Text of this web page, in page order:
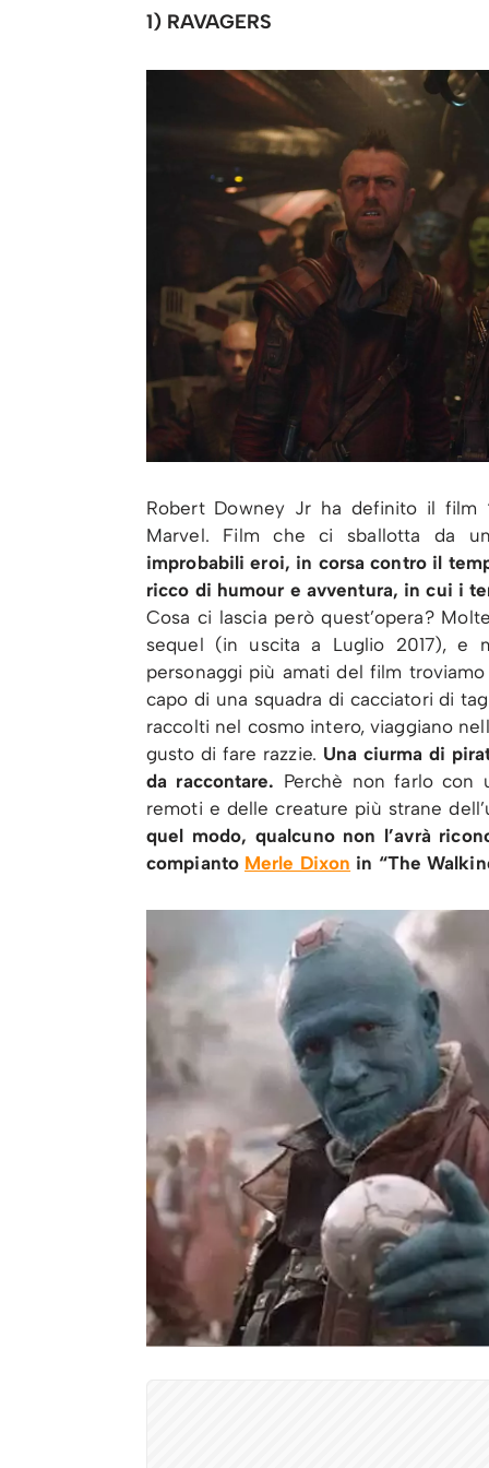
1) RAVAGERS
Robert Downey Jr ha definito il film
Marvel. Film che ci sballotta da
improbabili eroi, in corsa contro il
ricco di humour e avventura, in cui i
Cosa ci lascia però quest’opera?
sequel (in uscita a Luglio 2017), e
personaggi più amati del film
capo di una squadra di cacciatori di
raccolti nel cosmo intero, viaggiano
gusto di fare razzie. Una ciurma di
da raccontare. Perchè non farlo con
remoti e delle creature più strane
quel modo, qualcuno non l’avrà
compianto Merle Dixon in “The